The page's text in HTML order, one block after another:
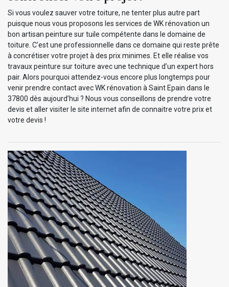
Si vous voulez sauver votre toiture, ne tenter plus autre part
puisque nous vous proposons les services de WK rénovation un
bon artisan peinture sur tuile compétente dans le domaine de
toiture. C’est une professionnelle dans ce domaine qui reste prête
à concrétiser votre projet à des prix minimes. Et elle réalise vos
travaux peinture sur toiture avec une technique d’un expert hors
pair. Alors pourquoi attendez-vous encore plus longtemps pour
venir prendre contact avec WK rénovation à Saint Epain dans le
37800 dès aujourd’hui ? Nous vous conseillons de prendre votre
devis et aller visiter le site internet afin de connaitre votre prix et
votre devis !